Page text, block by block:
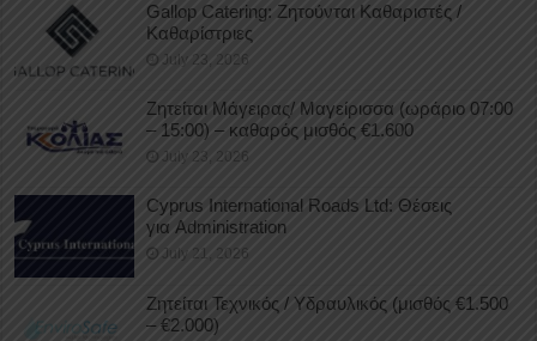
Gallop Catering: Ζητούνται Καθαριστές /
Καθαρίστριες
July 23, 2026
Ζητείται Μάγειρας/ Μαγείρισσα (ωράριο 07:00
– 15:00) – καθαρός μισθός €1.600
July 23, 2026
Cyprus International Roads Ltd: Θέσεις
για Administration
July 21, 2026
Ζητείται Τεχνικός / Υδραυλικός (μισθός €1.500
– €2.000)